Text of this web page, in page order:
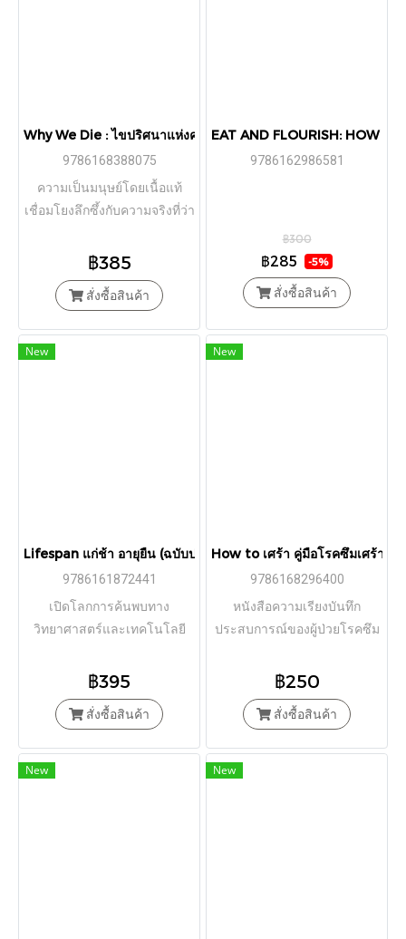
Why We Die : ไขปริศนาแห่งความตาย กลไกการแก่ชรา และภาร
9786168388075
ความเป็นมนุษย์โดยเนื้อแท้
เชื่อมโยงลึกซึ้งกับความจริงที่ว่า
฿385
สั่งซื้อสินค้า
EAT AND FLOURISH: HOW
9786162986581
฿300
฿285 -5%
สั่งซื้อสินค้า
New
Lifespan แก่ช้า อายุยืน (ฉบับปรับปรุง) / ดร.เดวิด เอ. ซินแคลร์, แม
9786161872441
เปิดโลกการค้นพบทาง
วิทยาศาสตร์และเทคโนโลยี
฿395
สั่งซื้อสินค้า
New
How to เศร้า คู่มือโรคซึมเศร้าจา
9786168296400
หนังสือความเรียงบันทึก
ประสบการณ์ของผู้ป่วยโรคซึม
฿250
สั่งซื้อสินค้า
New New